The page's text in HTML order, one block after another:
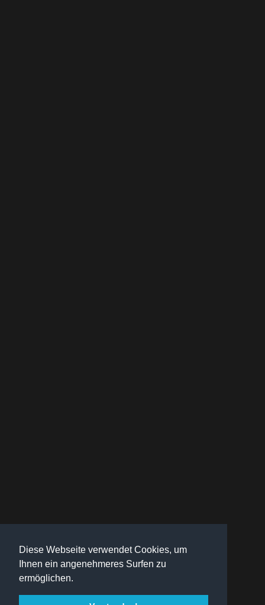
Diese Webseite verwendet Cookies, um
Ihnen ein angenehmeres Surfen zu
ermöglichen.